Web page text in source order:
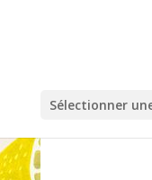
Sélectionner